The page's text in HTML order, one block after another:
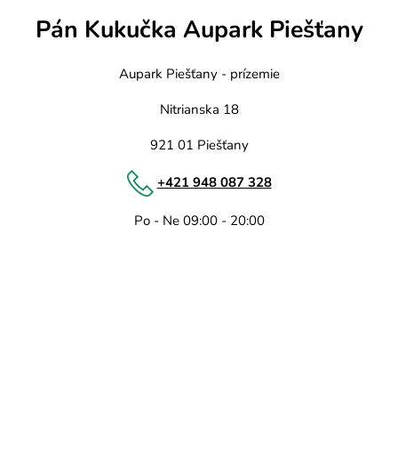
Pán Kukučka Aupark Piešťany
Aupark Piešťany - prízemie
Nitrianska 18
921 01 Piešťany
+421 948 087 328
Po - Ne 09:00 - 20:00